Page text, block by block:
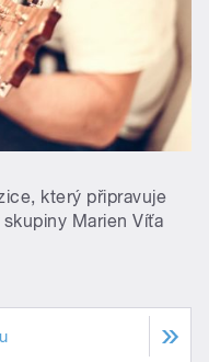
který připravuje
Marien Víťa